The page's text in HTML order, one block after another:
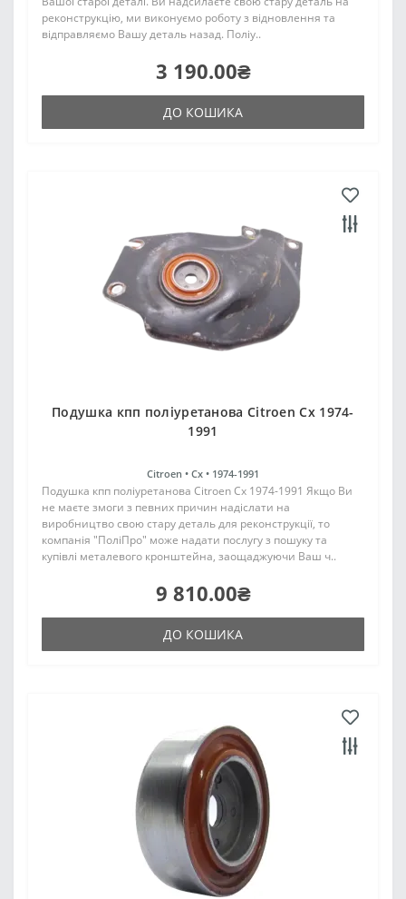
реконструкцію, ми виконуємо роботу з відновлення та
відправляємо Вашу деталь назад. Поліу..
3 190.00₴
ДО КОШИКА
Подушка кпп поліуретанова Citroen Cx 1974-
1991
Citroen • Cx • 1974-1991
Подушка кпп поліуретанова Citroen Cx 1974-1991 Якщо Ви
не маєте змоги з певних причин надіслати на
виробництво свою стару деталь для реконструкції, то
компанія "ПоліПро" може надати послугу з пошуку та
купівлі металевого кронштейна, заощаджуючи Ваш ч..
9 810.00₴
ДО КОШИКА